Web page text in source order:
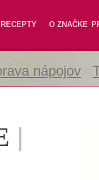
RECEPTY O ZNAČKE
nápojov
|